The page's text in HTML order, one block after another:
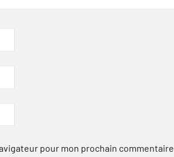
pour mon prochain commentaire.